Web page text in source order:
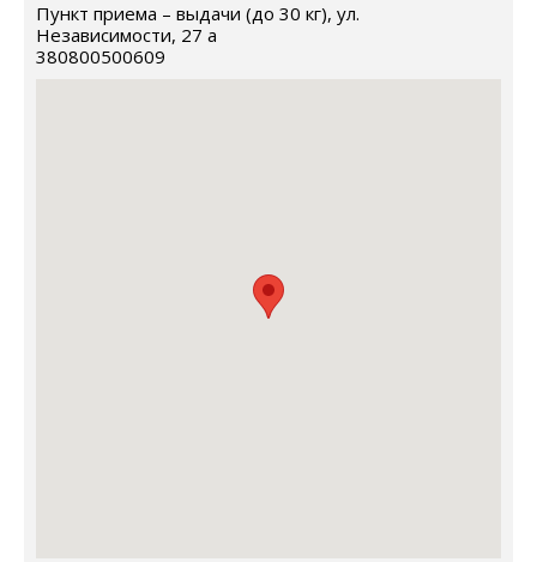
Пункт приема – выдачи (до 30 кг), ул.
Независимости, 27 а
380800500609